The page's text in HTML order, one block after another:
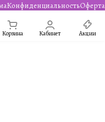
КонфиденциальностьОферта
Корзина Кабинет Акции